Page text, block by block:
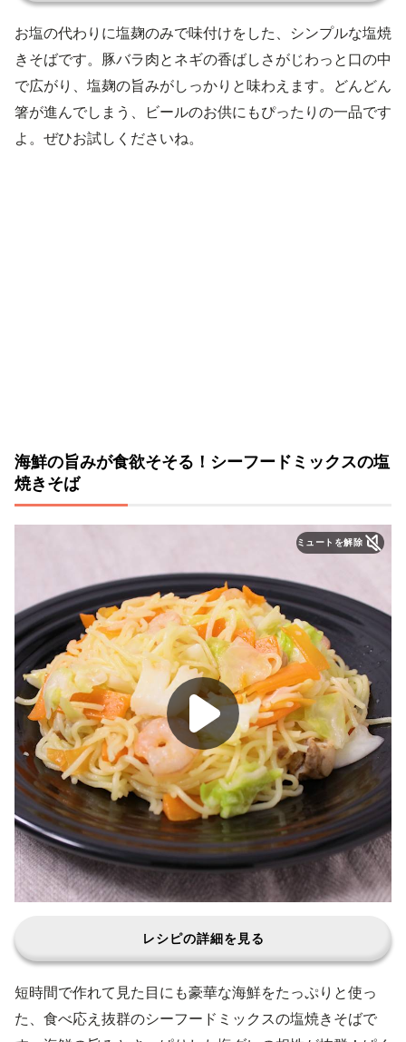
お塩の代わりに塩麹のみで味付けをした、シンプルな塩焼
きそばです。豚バラ肉とネギの香ばしさがじわっと口の中
で広がり、塩麹の旨みがしっかりと味わえます。どんどん
箸が進んでしまう、ビールのお供にもぴったりの一品です
よ。ぜひお試しくださいね。
海鮮の旨みが食欲そそる！シーフードミックスの塩
焼きそば
ミュートを解除
レシピの詳細を見る
短時間で作れて見た目にも豪華な海鮮をたっぷりと使っ
た、食べ応え抜群のシーフードミックスの塩焼きそばで